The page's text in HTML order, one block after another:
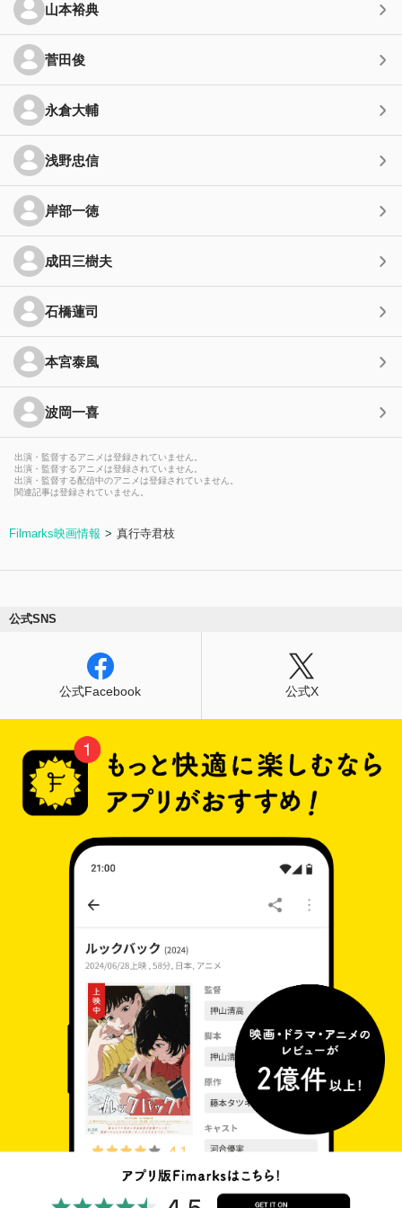
山本裕典
菅田俊
永倉大輔
浅野忠信
岸部一徳
成田三樹夫
石橋蓮司
本宮泰風
波岡一喜
出演・監督するアニメは登録されていません。
出演・監督するアニメは登録されていません。
出演・監督する配信中のアニメは登録されていません。
関連記事は登録されていません。
Filmarks映画情報 真行寺君枝
公式SNS
公式Facebook 公式X